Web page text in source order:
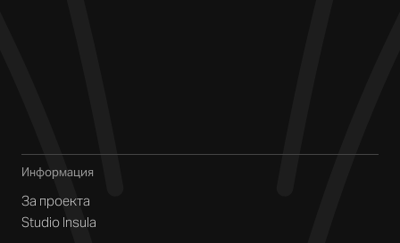
Информация
За проекта
Studio Insula